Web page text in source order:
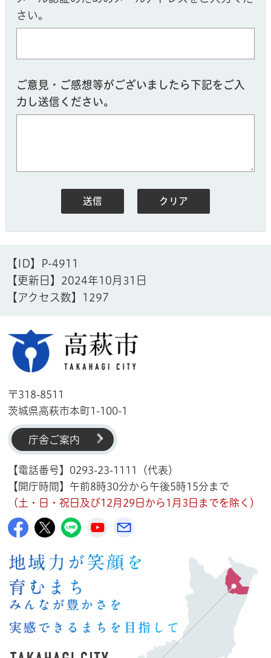
さい。
ご意見・ご感想等がございましたら下記をご入
力し送信ください。
【ID】
P-4911
【更新日】 2024年10月31日
【アクセス数】
1297
〒318-8511
茨城県高萩市本町1-100-1
庁舎ご案内
【電話番号】0293-23-1111（代表）
【開庁時間】午前8時30分から午後5時15分まで
（土・日・祝日及び12月29日から1月3日までを除く）
高萩市公式Facebook
高萩市公式X
高萩市公式LINE
高萩市YouTube公式チャンネル